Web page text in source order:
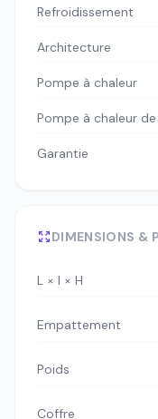
Refroidissement
Architecture
Pompe à chaleur
Pompe à chaleur de
Garantie
DIMENSIONS &
L × l × H
Empattement
Poids
Coffre